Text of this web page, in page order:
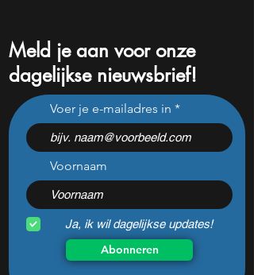
Jensen Huang: AI vervangt
taken, geen banen, dit
betekent het voor AI-
aandelen
Meld je aan voor onze
dagelijkse nieuwsbrief!
Voer je e-mailadres in
Voornaam
Ja, ik wil dagelijkse updates!
Abonneren